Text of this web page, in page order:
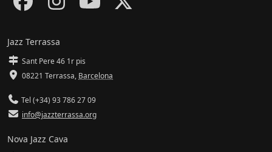
Jazz Terrassa
Sant Pere 46 1r pis
08221 Terrassa, Barcelona
Tel (+34) 93 786 27 09
info@jazzterrassa.org
Nova Jazz Cava